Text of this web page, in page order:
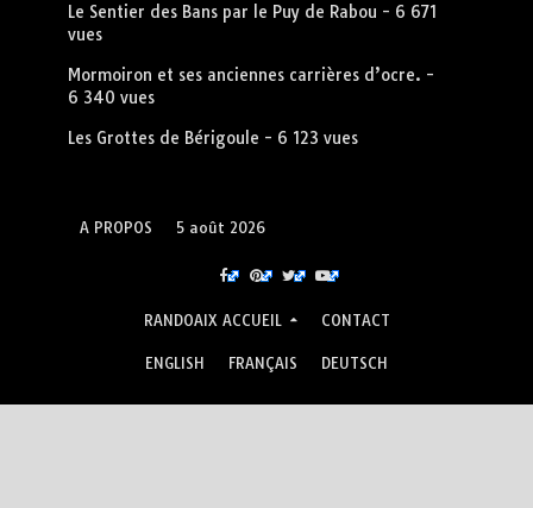
Le Sentier des Bans par le Puy de Rabou - 6 671
vues
Mormoiron et ses anciennes carrières d’ocre. -
6 340 vues
Les Grottes de Bérigoule - 6 123 vues
A PROPOS 5 août 2026
RANDOAIX ACCUEIL CONTACT
ENGLISH FRANÇAIS DEUTSCH